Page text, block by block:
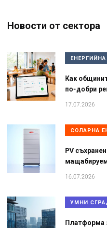
Новости от сектора
Как
по-добри
17.07.2026
СОЛАРНА
PV
16.07.2026
УМНИ
Платформа